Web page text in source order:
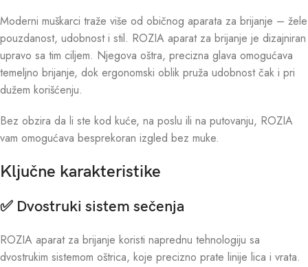
Moderni muškarci traže više od običnog aparata za brijanje – žele
pouzdanost, udobnost i stil. ROZIA aparat za brijanje je dizajniran
upravo sa tim ciljem. Njegova oštra, precizna glava omogućava
temeljno brijanje, dok ergonomski oblik pruža udobnost čak i pri
dužem korišćenju.
Bez obzira da li ste kod kuće, na poslu ili na putovanju, ROZIA
vam omogućava besprekoran izgled bez muke.
Ključne karakteristike
✅ Dvostruki sistem sečenja
ROZIA aparat za brijanje koristi naprednu tehnologiju sa
dvostrukim sistemom oštrica, koje precizno prate linije lica i vrata.